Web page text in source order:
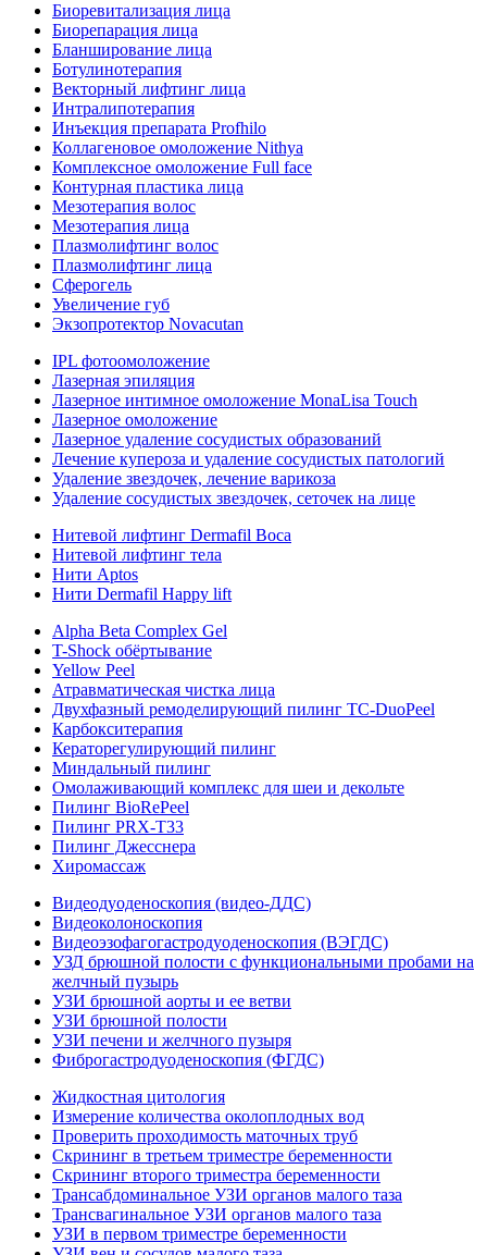
Биоревитализация лица
Биорепарация лица
Бланширование лица
Ботулинотерапия
Векторный лифтинг лица
Интралипотерапия
Инъекция препарата Profhilo
Коллагеновое омоложение Nithya
Комплексное омоложение Full face
Контурная пластика лица
Мезотерапия волос
Мезотерапия лица
Плазмолифтинг волос
Плазмолифтинг лица
Сферогель
Увеличение губ
Экзопротектор Novacutan
IPL фотоомоложение
Лазерная эпиляция
Лазерное интимное омоложение MonaLisa Touch
Лазерное омоложение
Лазерное удаление сосудистых образований
Лечение купероза и удаление сосудистых патологий
Удаление звездочек, лечение варикоза
Удаление сосудистых звездочек, сеточек на лице
Нитевой лифтинг Dermafil Boca
Нитевой лифтинг тела
Нити Aptos
Нити Dermafil Happy lift
Alpha Beta Complex Gel
T-Shock обёртывание
Yellow Peel
Атравматическая чистка лица
Двухфазный ремоделирующий пилинг TC-DuoPeel
Карбокситерапия
Кераторегулирующий пилинг
Миндальный пилинг
Омолаживающий комплекс для шеи и декольте
Пилинг BioRePeel
Пилинг PRX-T33
Пилинг Джесснера
Хиромассаж
Видеодуоденоскопия (видео-ДДС)
Видеоколоноскопия
Видеоэзофагогастродуоденоскопия (ВЭГДС)
УЗД брюшной полости с функциональными пробами на
желчный пузырь
УЗИ брюшной аорты и ее ветви
УЗИ брюшной полости
УЗИ печени и желчного пузыря
Фиброгастродуоденоскопия (ФГДС)
Жидкостная цитология
Измерение количества околоплодных вод
Проверить проходимость маточных труб
Скрининг в третьем триместре беременности
Скрининг второго триместра беременности
Трансабдоминальное УЗИ органов малого таза
Трансвагинальное УЗИ органов малого таза
УЗИ в первом триместре беременности